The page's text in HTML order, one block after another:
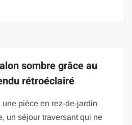
sombre grâce au
rétroéclairé
pièce en rez-de-jardin
un séjour traversant qui ne